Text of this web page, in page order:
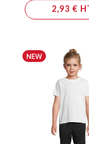
2,93 € HT